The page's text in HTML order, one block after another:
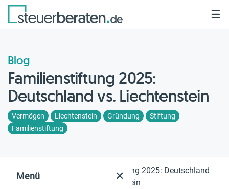
Menü ✕
☰
Blog
Familienstiftung 2025:
Deutschland vs. Liechtenstein
Vermögen Liechtenstein Gründung
Stiftung
Familienstiftung
Home
Familienstiftung 2025: Deutschland
vs. Liechtenstein